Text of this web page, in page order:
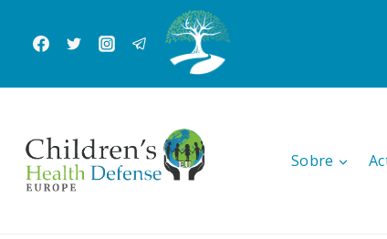
Contenido
Sobre